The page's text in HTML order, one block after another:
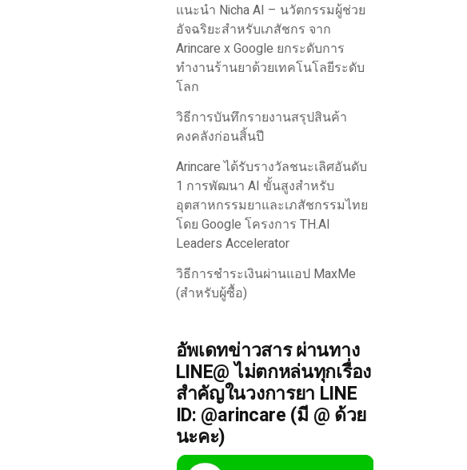
แนะนำ Nicha AI – นวัตกรรมผู้ช่วย
อัจฉริยะสำหรับเภสัชกร จาก
Arincare x Google ยกระดับการ
ทำงานร้านยาด้วยเทคโนโลยีระดับ
โลก
วิธีการบันทึกรายงานสรุปสินค้า
คงคลังก่อนสิ้นปี
Arincare ได้รับรางวัลชนะเลิศอันดับ
1 การพัฒนา AI ขั้นสูงสำหรับ
อุตสาหกรรมยาและเภสัชกรรมไทย
โดย Google โครงการ TH.AI
Leaders Accelerator
วิธีการชำระเงินผ่านแอป MaxMe
(สำหรับผู้ซื้อ)
อัพเดทข่าวสาร ผ่านทาง
LINE@ ไม่ตกหล่นทุกเรื่อง
สำคัญในวงการยา LINE
ID: @arincare (มี @ ด้วย
นะคะ)